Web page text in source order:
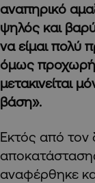
αναπηρικό
ψηλός και
να είμαι πολύ
όμως
μετακινείται
βάση».
Εκτός από
αναφέρθηκε